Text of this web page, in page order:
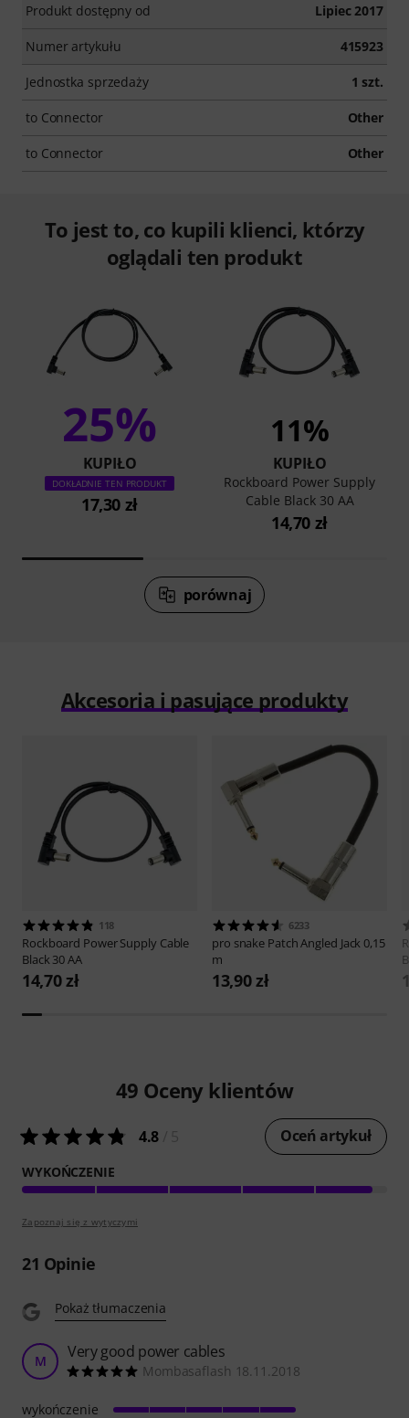
Produkt dostępny od Lipiec 2017
Numer artykułu 415923
Jednostka sprzedaży 1 szt.
to Connector Other
to Connector Other
To jest to, co kupili klienci, którzy
oglądali ten produkt
25%
KUPIŁO
DOKŁADNIE TEN PRODUKT
17,30 zł
11%
KUPIŁO
Rockboard Power Supply
Cable Black 30 AA
14,70 zł
porównaj
Akcesoria i pasujące produkty
118
Rockboard Power Supply Cable
Black 30 AA
14,70 zł
6233
pro snake Patch Angled Jack 0,15
m
13,90 zł
49 Oceny klientów
4.8 Oceń artykuł
WYKOŃCZENIE
Zapoznaj się z wytyczymi
21 Opinie
Pokaż tłumaczenia
M Very good power cables
Mombasaflash 18.11.2018
wykończenie